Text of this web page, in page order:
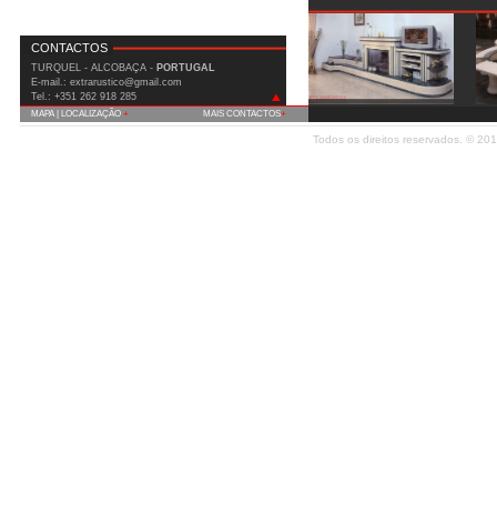
CONTACTOS
TURQUEL - ALCOBAÇA - PORTUGAL
E-mail.: extrarustico@gmail.com
Tel.: +351 262 918 285
IC2 (Est. Nac. 1) Km 90 Covão do Milho
MAPA | LOCALIZAÇÃO + MAIS CONTACTOS+
Todos os direitos reservados. ©